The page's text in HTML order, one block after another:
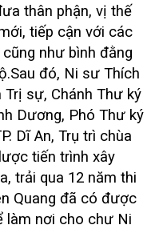
thân phận, vị thế
tiếp cận với các
như bình đằng
Sau đó, Ni sư Thích
sự, Chánh Thư ký
Dương, Phó Thư ký
Dĩ An, Trụ trì chùa
tiến trình xây
trải qua 12 năm thi
Quang đã có được
làm nơi cho chư Ni